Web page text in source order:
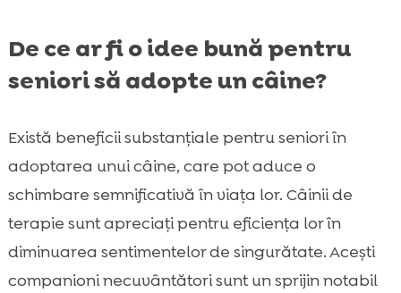
De ce ar fi o idee bună pentru
seniori să adopte un câine?
Există beneficii substanțiale pentru seniori în
adoptarea unui câine, care pot aduce o
schimbare semnificativă în viața lor. Câinii de
terapie sunt apreciați pentru eficiența lor în
diminuarea sentimentelor de singurătate. Acești
companioni necuvântători sunt un sprijin notabil